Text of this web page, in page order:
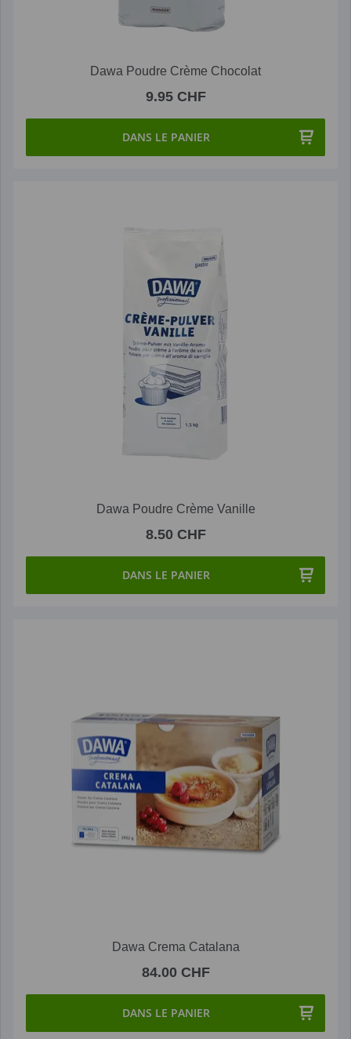
Dawa Poudre Crème Chocolat
9.95 CHF
DANS LE PANIER
Dawa Poudre Crème Vanille
8.50 CHF
DANS LE PANIER
Dawa Crema Catalana
84.00 CHF
DANS LE PANIER